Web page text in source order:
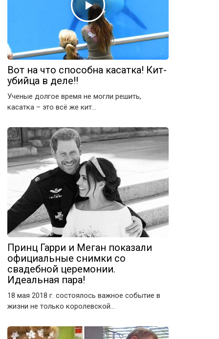
Вот на что способна касатка! Кит-
убийца в деле!!
Ученые долгое время не могли решить,
касатка – это всё же кит…
Принц Гарри и Меган показали
официальные снимки со
свадебной церемонии.
Идеальная пара!
18 мая 2018 г. состоялось важное событие в
жизни не только королевской…